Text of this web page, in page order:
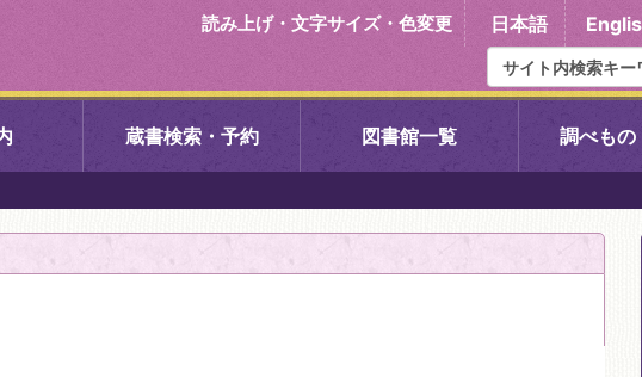
読み上げ・文字サイズ・色変更 日本語
蔵書検索・予約 図書館一覧
右京中央図書館 伏見中央図書館
左京図書館 岩倉図書館
調べもの